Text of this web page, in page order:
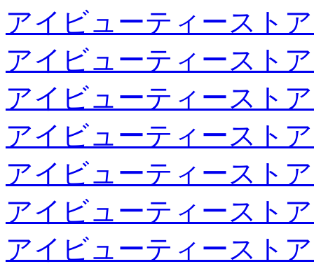
アイビューティースト
アイビューティースト
アイビューティースト
アイビューティースト
アイビューティースト
アイビューティースト
アイビューティースト